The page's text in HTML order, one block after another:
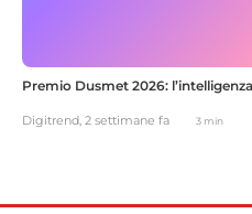
Premio Dusmet 2026:
Digitrend, 2 settimane fa 3 min